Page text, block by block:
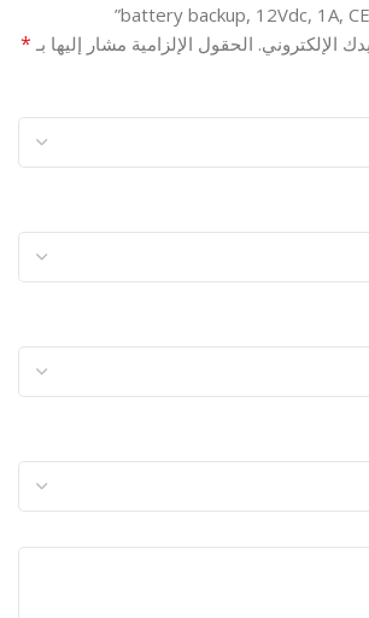
battery backup, 12Vdc, 1A,
الإلكتروني. الحقول الإلزامية مشار إليها بـ *